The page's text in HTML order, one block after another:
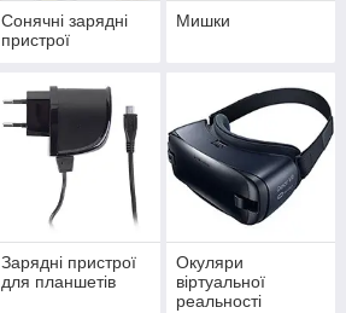
Сонячні зарядні
пристрої
Мишки
Зарядні пристрої
для планшетів
Окуляри
віртуальної
реальності